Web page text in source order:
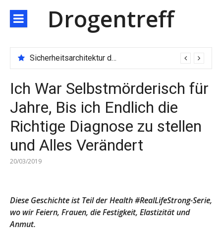
zum
Inhalt
Drogentreff
Sicherheitsarchitektur der nächsten Generation: JARXE kombiniert Multi-Wallet und MPC als Schutzschild für digitales Vertrauen
Ich War Selbstmörderisch für
Jahre, Bis ich Endlich die
Richtige Diagnose zu stellen
und Alles Verändert
20/03/2019
Diese Geschichte ist Teil der Health #RealLifeStrong-Serie,
wo wir Feiern, Frauen, die Festigkeit, Elastizität und
Anmut.